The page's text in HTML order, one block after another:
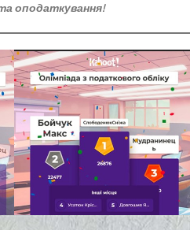
оподаткування!